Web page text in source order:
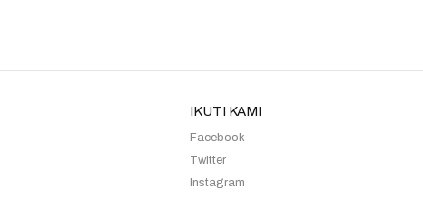
IKUTI KAMI
Facebook
Twitter
Instagram